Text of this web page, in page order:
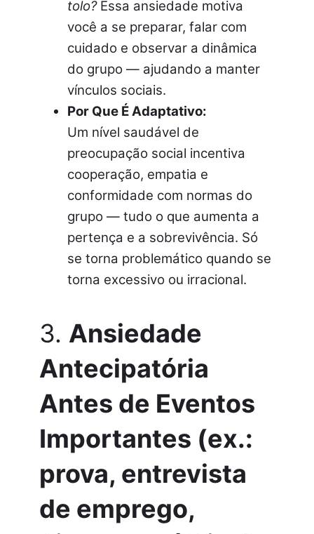
tolo?Essa ansiedade motiva
você a se preparar, falar com
cuidado e observar a dinâmica
do grupo — ajudando a manter
vínculos sociais.
Por Que É Adaptativo:
Um nível saudável de
preocupação social incentiva
cooperação, empatia e
conformidade com normas do
grupo — tudo o que aumenta a
pertença e a sobrevivência. Só
se torna problemático quando se
torna excessivo ou irracional.
3. Ansiedade
Antecipatória
Antes de Eventos
Importantes (ex.:
prova, entrevista
de emprego,